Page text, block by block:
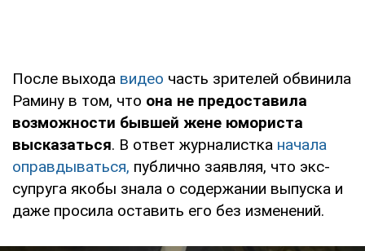
После выхода видео часть зрителей обвинила
Рамину в том, что она не предоставила
возможности бывшей жене юмориста
высказаться. В ответ журналистка начала
оправдываться, публично заявляя, что экс-
супруга якобы знала о содержании выпуска и
даже просила оставить его без изменений.